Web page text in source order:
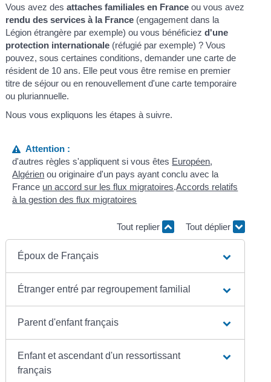
Vous avez desattaches familiales en France ou vous avez
rendu des services à la France (engagement dans la
Légion étrangère par exemple) ou vous bénéficiezd'une
protection internationale (réfugié par exemple) ? Vous
pouvez, sous certaines conditions, demander une carte de
résident de 10 ans. Elle peut vous être remise en premier
titre de séjour ou en renouvellement d'une carte temporaire
ou pluriannuelle.
Nous vous expliquons les étapes à suivre.
Attention :
d'autres règles s'appliquent si vous êtes Européen,
Algérien ou originaire d'un pays ayant conclu avec la
France un accord sur les flux migratoires.Accords relatifs
à la gestion des flux migratoires
Tout replier Tout déplier
Époux de Français
Étranger entré par regroupement familial
Parent d'enfant français
Enfant et ascendant d'un ressortissant
français